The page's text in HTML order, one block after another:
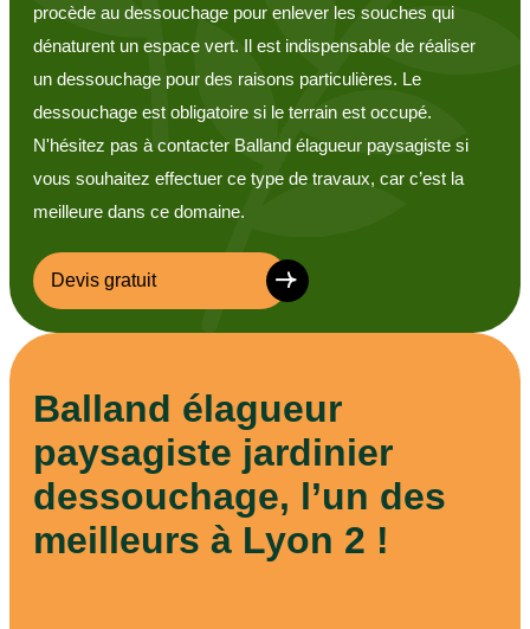
procède au dessouchage pour enlever les souches qui
dénaturent un espace vert. Il est indispensable de réaliser
un dessouchage pour des raisons particulières. Le
dessouchage est obligatoire si le terrain est occupé.
N'hésitez pas à contacter Balland élagueur paysagiste si
vous souhaitez effectuer ce type de travaux, car c’est la
meilleure dans ce domaine.
Devis gratuit
Balland élagueur
paysagiste jardinier
dessouchage, l’un des
meilleurs à Lyon 2 !